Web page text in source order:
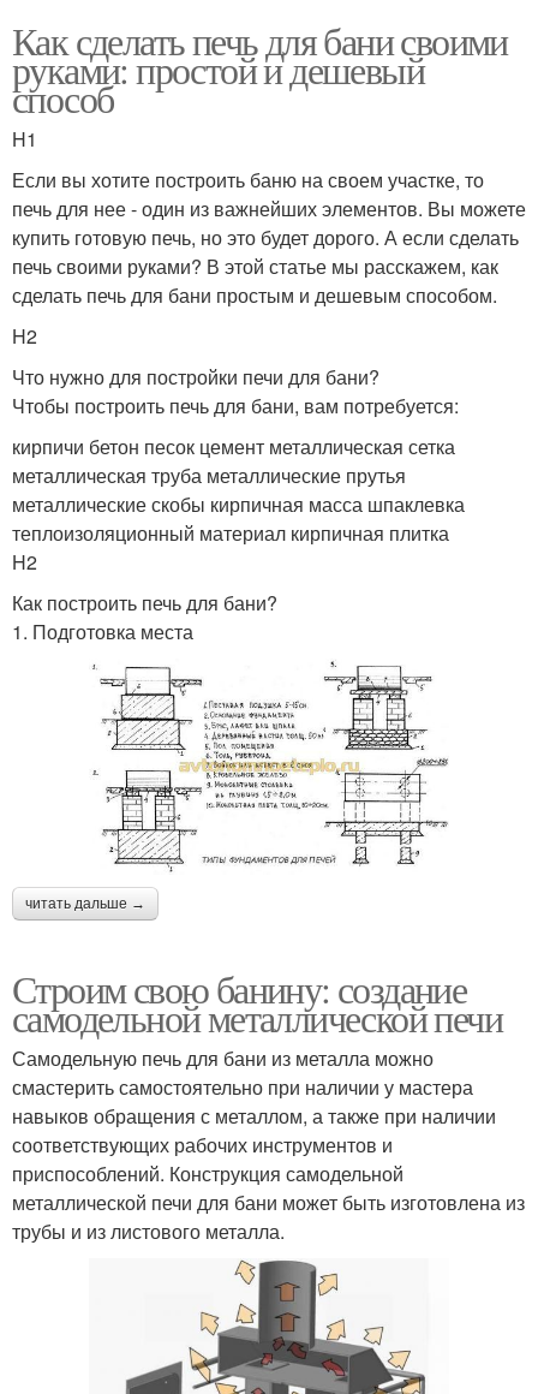
Как сделать печь для бани своими
руками: простой и дешевый
способ
H1
Если вы хотите построить баню на своем участке, то
печь для нее - один из важнейших элементов. Вы можете
купить готовую печь, но это будет дорого. А если сделать
печь своими руками? В этой статье мы расскажем, как
сделать печь для бани простым и дешевым способом.
H2
Что нужно для постройки печи для бани?
Чтобы построить печь для бани, вам потребуется:
кирпичи бетон песок цемент металлическая сетка
металлическая труба металлические прутья
металлические скобы кирпичная масса шпаклевка
теплоизоляционный материал кирпичная плитка
H2
Как построить печь для бани?
1. Подготовка места
читать дальше →
Строим свою банину: создание
самодельной металлической печи
Самодельную печь для бани из металла можно
смастерить самостоятельно при наличии у мастера
навыков обращения с металлом, а также при наличии
соответствующих рабочих инструментов и
приспособлений. Конструкция самодельной
металлической печи для бани может быть изготовлена из
трубы и из листового металла.